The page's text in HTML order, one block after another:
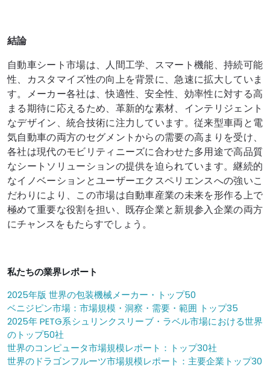
結論
自動車シート市場は、人間工学、スマート機能、持続可能
性、カスタマイズ性の向上を背景に、急速に拡大していま
す。メーカー各社は、快適性、安全性、効率性に対する高
まる期待に応えるため、革新的な素材、インテリジェント
なデザイン、統合技術に注力しています。従来型車両と電
気自動車の両方のセグメントからの需要の高まりを受け、
各社は現代のモビリティニーズに合わせた多用途で高品質
なシートソリューションの提供を迫られています。継続的
なイノベーションとユーザーエクスペリエンスへの強いこ
だわりにより、この市場は自動車産業の未来を形作る上で
極めて重要な役割を担い、既存企業と新規参入企業の両方
にチャンスをもたらすでしょう。
私たちの業界レポート
2025年版 世界の包装機械メーカー・トップ50
ベニジピン市場：市場規模・洞察・需要・範囲 トップ35
2025年 PETG系シュリンクスリーブ・ラベル市場における世界
のトップ50社
世界のコンピュータ市場規模レポート：トップ30社
世界のドラゴンフルーツ市場規模レポート：主要企業トップ30